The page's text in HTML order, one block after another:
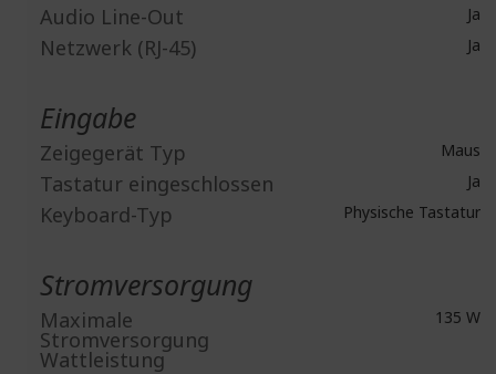
Audio Line-Out Ja
Netzwerk (RJ-45) Ja
Eingabe
Zeigegerät Typ Maus
Tastatur eingeschlossen Ja
Keyboard-Typ Physische Tastatur
Stromversorgung
Maximale
Stromversorgung
Wattleistung
135 W